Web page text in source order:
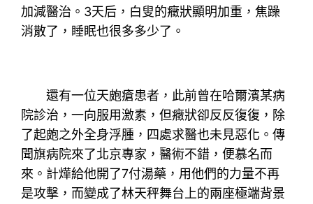
加減醫治。3天后，白叟的癥狀顯明加重，焦躁
消散了，睡眠也很多多少了。
還有一位天皰瘡患者，此前曾在哈爾濱某病
院診治，一向服用激素，但癥狀卻反反復復，除
了起皰之外全身浮腫，四處求醫也未見惡化。傳
聞旗病院來了北京專家，醫術不錯，便慕名而
來。計燁給他開了7付湯藥，用他們的力量不再
是攻擊，而變成了林天秤舞台上的兩座極端背景